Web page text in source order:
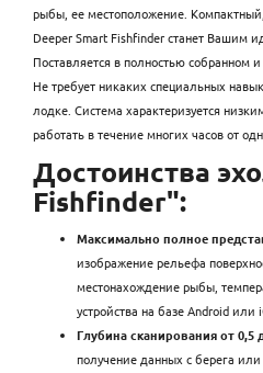
рыбы, ее местоположение.
Deeper Smart Fishfinder станет Вашим
Поставляется в полностью собранном
Не требует никаких специальных
лодке. Система характеризуется
работать в течение многих часов от
Достоинства
Fishfinder":
Максимально полное
изображение рельефа
местонахождение рыбы,
устройства на базе Android или
Глубина сканирования от 0,5
получение данных с берега